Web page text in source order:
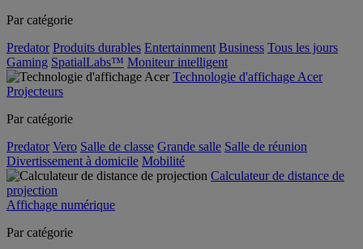
Par catégorie
Predator Produits durables Entertainment Business Tous les jours
Gaming SpatialLabs™ Moniteur intelligent
Technologie d'affichage Acer
Projecteurs
Par catégorie
Predator Vero Salle de classe Grande salle Salle de réunion
Divertissement à domicile Mobilité
Calculateur de distance de
projection
Affichage numérique
Par catégorie